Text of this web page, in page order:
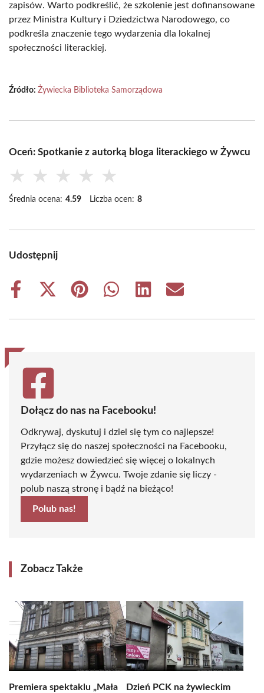
zapisów. Warto podkreślić, że szkolenie jest dofinansowane
przez Ministra Kultury i Dziedzictwa Narodowego, co
podkreśla znaczenie tego wydarzenia dla lokalnej
społeczności literackiej.
Źródło: Żywiecka Biblioteka Samorządowa
Oceń: Spotkanie z autorką bloga literackiego w Żywcu
★ ★ ★ ★ ★
Średnia ocena: 4.59 Liczba ocen: 8
Udostępnij
Share
Share
(Twitter)
Share
Share
Share
Share
Dołącz do nas na Facebooku!
Odkrywaj, dyskutuj i dziel się tym co najlepsze!
Przyłącz się do naszej społeczności na Facebooku,
gdzie możesz dowiedzieć się więcej o lokalnych
wydarzeniach w Żywcu. Twoje zdanie się liczy -
polub naszą stronę i bądź na bieżąco!
Polub nas!
Zobacz Także
Premiera spektaklu „Mała Dzień PCK na żywieckim